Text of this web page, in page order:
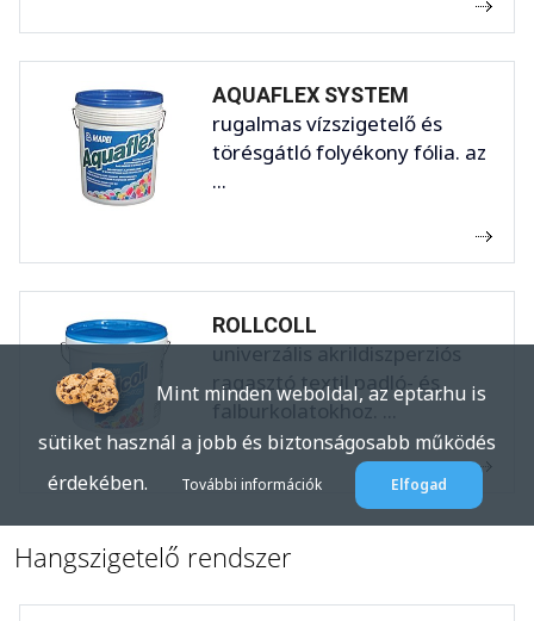
AQUAFLEX SYSTEM
rugalmas vízszigetelő és
törésgátló folyékony fólia. az
...
ROLLCOLL
univerzális akrildiszperziós
ragasztó textil padló- és
falburkolatokhoz. ...
Hangszigetelő rendszer
Mint minden weboldal, az eptar.hu is
sütiket használ a jobb és biztonságosabb működés
érdekében.
További információk Elfogad